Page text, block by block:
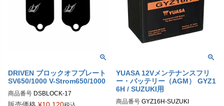
DRIVEN ブロックオフプレート
SV650/1000 V-Strom650/1000
商品番号 DSBLOCK-17
販売価格 ¥10,120
YUASA 12Vメンテナンスフリ
ー・バッテリー（AGM） GYZ1
6H / SUZUKI用
商品番号 GYZ16H-SUZUKI